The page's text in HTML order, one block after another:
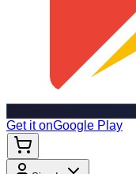
Get it onGoogle Play